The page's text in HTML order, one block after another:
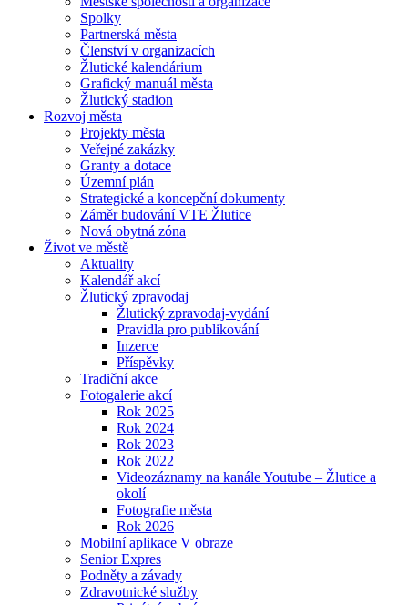
Spolky
Partnerská města
Členství v organizacích
Žlutické kalendárium
Grafický manuál města
Žlutický stadion
Rozvoj města
Projekty města
Veřejné zakázky
Granty a dotace
Územní plán
Strategické a koncepční dokumenty
Záměr budování VTE Žlutice
Nová obytná zóna
Život ve městě
Aktuality
Kalendář akcí
Žlutický zpravodaj
Žlutický zpravodaj-vydání
Pravidla pro publikování
Inzerce
Příspěvky
Tradiční akce
Fotogalerie akcí
Rok 2025
Rok 2024
Rok 2023
Rok 2022
Videozáznamy na kanále Youtube – Žlutice a
okolí
Fotografie města
Rok 2026
Mobilní aplikace V obraze
Senior Expres
Podněty a závady
Zdravotnické služby